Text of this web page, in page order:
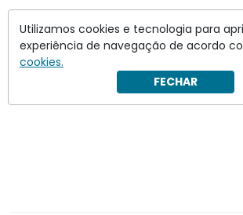
Utilizamos cookies e tecnologia para
experiência de navegação de acordo
cookies.
FECHAR